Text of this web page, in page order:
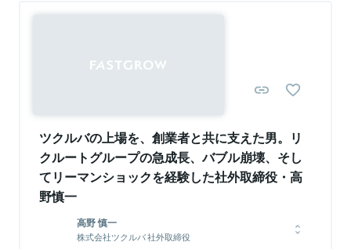
ツクルバの上場を、創業者と共に支えた男。リ
クルートグループの急成長、バブル崩壊、そし
てリーマンショックを経験した社外取締役・高
野慎一
高野 慎一
株式会社ツクルバ 社外取締役